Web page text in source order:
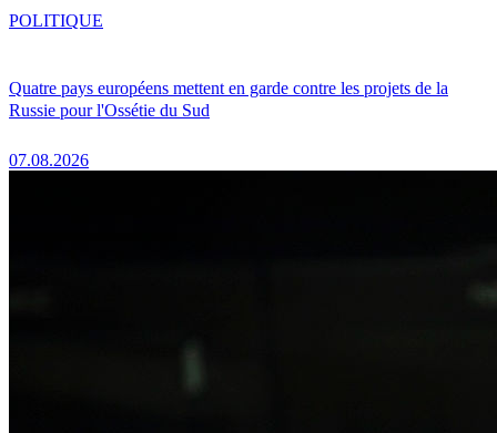
Quatre pays européens mettent en garde contre les projets de la
Russie pour l'Ossétie du Sud
07.08.2026
POLITIQUE